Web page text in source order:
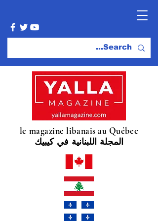
le magazine libanais au Québec
المجلة اللبنانية في كيبيك